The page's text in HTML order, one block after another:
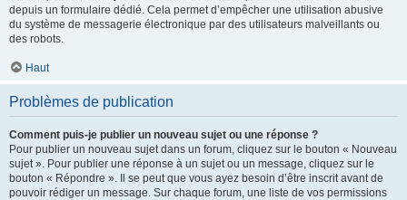
depuis un formulaire dédié. Cela permet d’empêcher une utilisation abusive
du système de messagerie électronique par des utilisateurs malveillants ou
des robots.
Haut
Problèmes de publication
Comment puis-je publier un nouveau sujet ou une réponse ?
Pour publier un nouveau sujet dans un forum, cliquez sur le bouton « Nouveau
sujet ». Pour publier une réponse à un sujet ou un message, cliquez sur le
bouton « Répondre ». Il se peut que vous ayez besoin d’être inscrit avant de
pouvoir rédiger un message. Sur chaque forum, une liste de vos permissions